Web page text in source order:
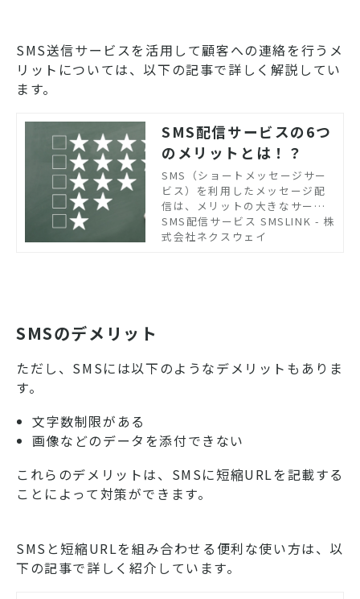
SMS送信サービスを活用して顧客への連絡を行うメ
リットについては、以下の記事で詳しく解説してい
ます。
SMS配信サービスの6つ
のメリットとは！？
SMS（ショートメッセージサー
ビス）を利用したメッセージ配
信は、メリットの大きなサービ
スとして、多くの企業から注目
されています。今回は、SMS配
SMS配信サービス SMSLINK - 株
式会社ネクスウェイ
SMSのデメリット
ただし、SMSには以下のようなデメリットもありま
す。
文字数制限がある
画像などのデータを添付できない
これらのデメリットは、SMSに短縮URLを記載する
ことによって対策ができます。
SMSと短縮URLを組み合わせる便利な使い方は、以
下の記事で詳しく紹介しています。